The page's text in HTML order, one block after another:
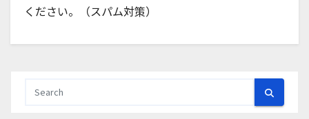
ください。（スパム対策）